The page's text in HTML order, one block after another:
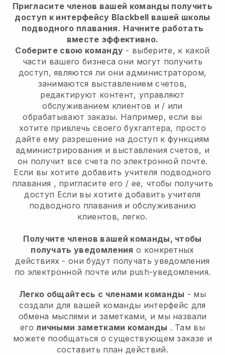
Пригласите членов вашей команды получить
доступ к интерфейсу Blackbell вашей школы
подводного плавания. Начните работать
вместе эффективно.
Соберите свою команду - выберите, к какой
части вашего бизнеса они могут получить
доступ, являются ли они администратором,
занимаются выставлением счетов,
редактируют контент, управляют
обслуживанием клиентов и / или
обрабатывают заказы. Например, если вы
хотите привлечь своего бухгалтера, просто
дайте ему разрешение на доступ к функциям
администрирования и выставления счетов, и
он получит все счета по электронной почте.
Если вы хотите добавить учителя подводного
плавания , пригласите его / ее, чтобы получить
доступ Если вы хотите добавить учителя
подводного плавания и обслуживанию
клиентов, легко.
Получите членов вашей команды, чтобы
получать уведомления о конкретных
действиях - они будут получать уведомления
по электронной почте или push-уведомления.
Легко общайтесь с членами команды - мы
создали для вашей команды интерфейс для
обмена мыслями и заметками, и мы назвали
еголичными заметками команды . Там вы
можете пообщаться о существующем заказе и
составить план действий.